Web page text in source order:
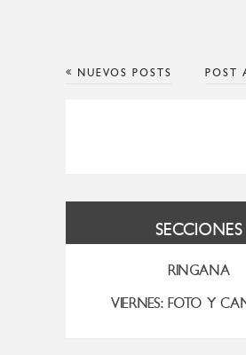
POST
NUEVOS POSTS
SECCIONES
RINGANA
VIERNES: FOTO Y